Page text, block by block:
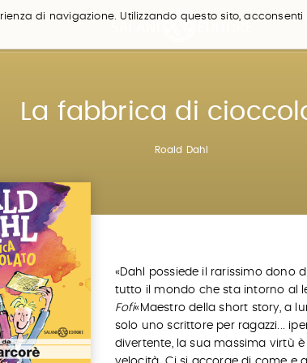
di navigazione. Utilizzando questo sito,
La fabbrica di
Roald Dahl
«Dahl possiede il rarissimo dono
tutto il mondo che sta intorno al
Fofi«Maestro della short story, a
solo uno scrittore per ragazzi...
divertente, la sua massima virtù